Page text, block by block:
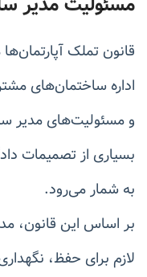
قانون تملک
اداره ساختمان‌های
و مسئولیت‌های مدیر
بسیاری از تصمیمات
به شمار می‌رود.
بر اساس این قانون،
لازم برای حفظ،